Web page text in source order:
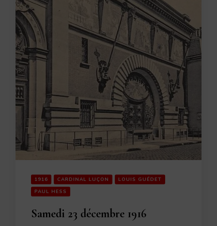
1916 CARDINAL LUÇON
LOUIS GUÉDET
PAUL HESS
Samedi 23 décembre 1916